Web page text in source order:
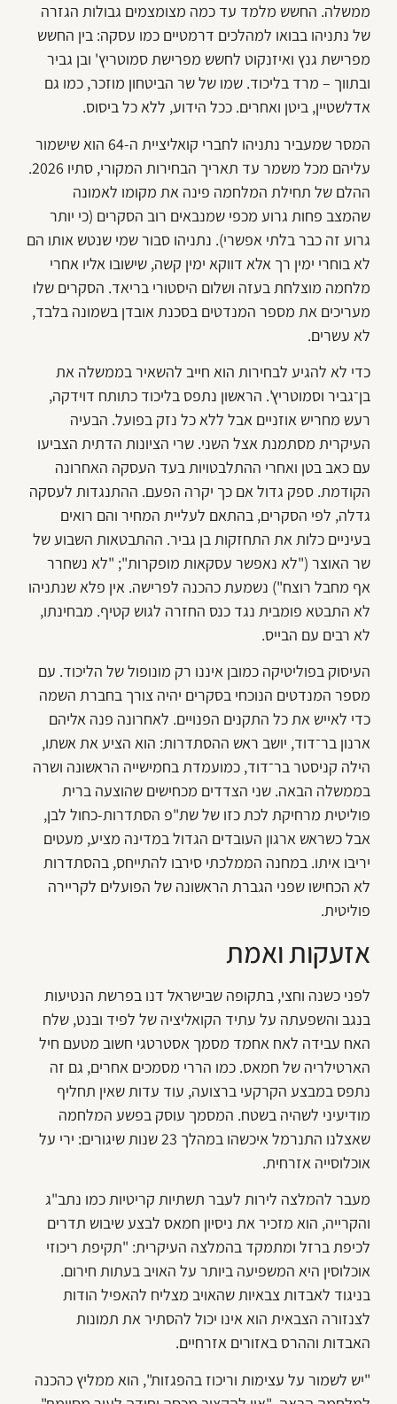
ממשלה. החשש מלמד עד כמה מצומצמים גבולות הגזרה
של נתניהו בבואו למהלכים דרמטיים כמו עסקה: בין החשש
מפרישת גנץ ואיזנקוט לחשש מפרישת סמוטריץ' ובן גביר
ובתווך – מרד בליכוד. שמו של שר הביטחון מוזכר, כמו גם
אדלשטיין, ביטן ואחרים. ככל הידוע, ללא כל ביסוס.
המסר שמעביר נתניהו לחברי קואליציית ה-64 הוא שישמור
עליהם מכל משמר עד תאריך הבחירות המקורי, סתיו 2026.
ההלם של תחילת המלחמה פינה את מקומו לאמונה
שהמצב פחות גרוע מכפי שמנבאים רוב הסקרים (כי יותר
גרוע זה כבר בלתי אפשרי). נתניהו סבור שמי שנטש אותו הם
לא בוחרי ימין רך אלא דווקא ימין קשה, שישובו אליו אחרי
מלחמה מוצלחת בעזה ושלום היסטורי בריאד. הסקרים שלו
מעריכים את מספר המנדטים בסכנת אובדן בשמונה בלבד,
לא עשרים.
כדי לא להגיע לבחירות הוא חייב להשאיר בממשלה את
בן־גביר וסמוטריץ'. הראשון נתפס בליכוד כתותח דוידקה,
רעש מחריש אוזניים אבל ללא כל נזק בפועל. הבעיה
העיקרית מסתמנת אצל השני. שרי הציונות הדתית הצביעו
עם כאב בטן ואחרי ההתלבטויות בעד העסקה האחרונה
הקודמת. ספק גדול אם כך יקרה הפעם. ההתנגדות לעסקה
גדלה, לפי הסקרים, בהתאם לעליית המחיר והם רואים
בעיניים כלות את התחזקות בן גביר. ההתבטאות השבוע של
שר האוצר ("לא נאפשר עסקאות מופקרות"; "לא נשחרר
אף מחבל רוצח") נשמעת כהכנה לפרישה. אין פלא שנתניהו
לא התבטא פומבית נגד כנס החזרה לגוש קטיף. מבחינתו,
לא רבים עם הבייס.
העיסוק בפוליטיקה כמובן איננו רק מונופול של הליכוד. עם
מספר המנדטים הנוכחי בסקרים יהיה צורך בחברת השמה
כדי לאייש את כל התקנים הפנויים. לאחרונה פנה אליהם
ארנון בר־דוד, יושב ראש ההסתדרות: הוא הציע את אשתו,
הילה קניסטר בר־דוד, כמועמדת בחמישייה הראשונה ושרה
בממשלה הבאה. שני הצדדים מכחישים שהוצעה ברית
פוליטית מרחיקת לכת כזו של שת"פ הסתדרות-כחול לבן,
אבל כשראש ארגון העובדים הגדול במדינה מציע, מעטים
יריבו איתו. במחנה הממלכתי סירבו להתייחס, בהסתדרות
לא הכחישו שפני הגברת הראשונה של הפועלים לקריירה
פוליטית.
אזעקות ואמת
לפני כשנה וחצי, בתקופה שבישראל דנו בפרשת הנטיעות
בנגב והשפעתה על עתיד הקואליציה של לפיד ובנט, שלח
האח עבידה לאח אחמד מסמך אסטרטגי חשוב מטעם חיל
הארטילריה של חמאס. כמו הררי מסמכים אחרים, גם זה
נתפס במבצע הקרקעי ברצועה, עוד עדות שאין תחליף
מודיעיני לשהיה בשטח. המסמך עוסק בפשע המלחמה
שאצלנו התנרמל איכשהו במהלך 23 שנות שיגורים: ירי על
אוכלוסייה אזרחית.
מעבר להמלצה לירות לעבר תשתיות קריטיות כמו נתב"ג
והקרייה, הוא מזכיר את ניסיון חמאס לבצע שיבוש תדרים
לכיפת ברזל ומתמקד בהמלצה העיקרית: "תקיפת ריכוזי
אוכלוסין היא המשפיעה ביותר על האויב בעתות חירום.
בניגוד לאבדות צבאיות שהאויב מצליח להאפיל הודות
לצנזורה הצבאית הוא אינו יכול להסתיר את תמונות
האבדות וההרס באזורים אזרחיים.
"יש לשמור על עצימות וריכוז בהפגזות", הוא ממליץ כהכנה